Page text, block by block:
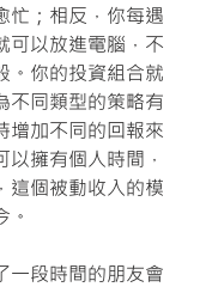
忙；相反，你每遇
可以放進電腦，不
。你的投資組合就
不同類型的策略有
增加不同的回報來
擁有個人時間，
這個被動收入的模
。
一段時間的朋友會